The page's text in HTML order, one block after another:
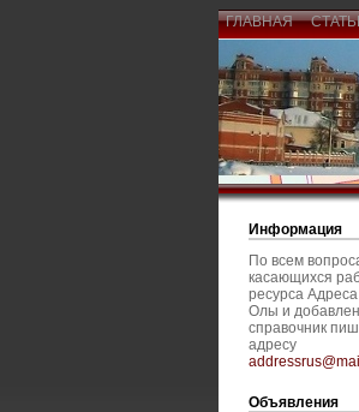
ГЛАВНАЯ
Информация
По всем
касающихся
ресурса
Олы и
справочник
адресу
Объявления